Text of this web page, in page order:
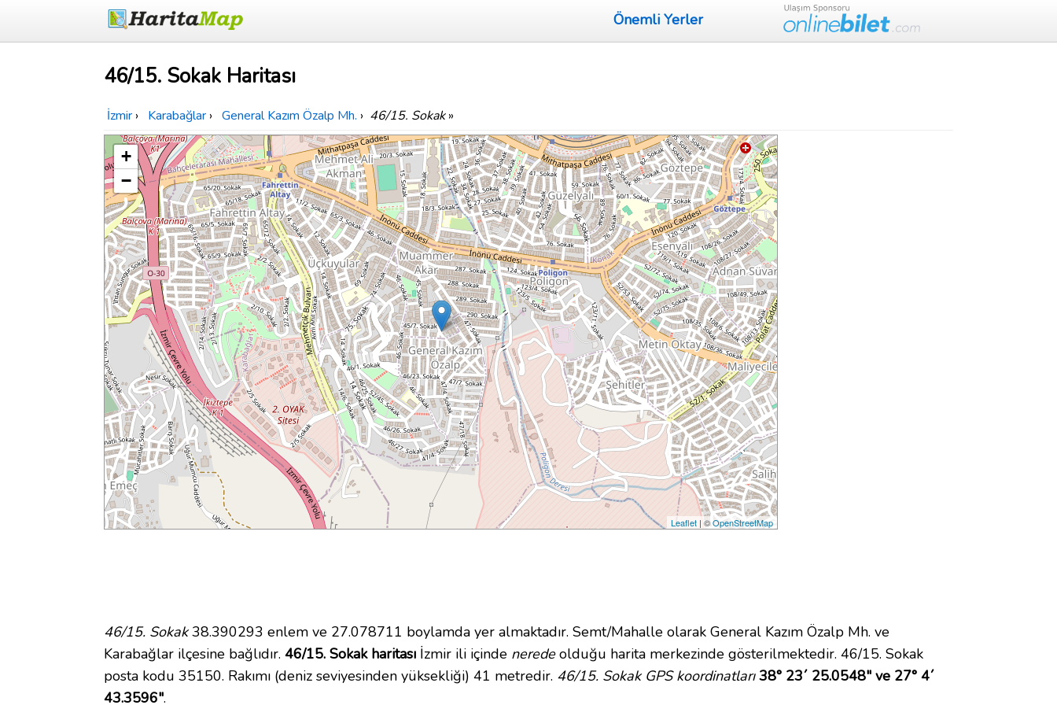
Önemli Yerler
46/15. Sokak Haritası
İzmir › Karabağlar › General Kazım Özalp Mh. › 46/15. Sokak»
+
−
Leaflet | ©OpenStreetMap
46/15. Sokak38.390293 enlem ve 27.078711 boylamda yer almaktadır. Semt/Mahalle olarak General Kazım Özalp Mh. ve
Karabağlar ilçesine bağlıdır. 46/15. Sokak haritası İzmir ili içinde neredeolduğu harita merkezinde gösterilmektedir. 46/15. Sokak
posta kodu 35150. Rakımı (deniz seviyesinden yüksekliği) 41 metredir. 46/15. Sokak GPS koordinatları 38° 23´ 25.0548" ve 27° 4´
43.3596".